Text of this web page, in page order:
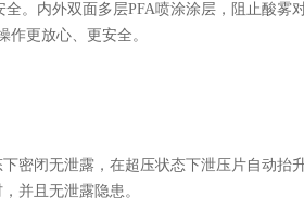
。内外双面多层PFA喷涂涂层，阻止酸雾
更放心、更安全。
密闭无泄露，在超压状态下泄压片自动抬
并且无泄露隐患。